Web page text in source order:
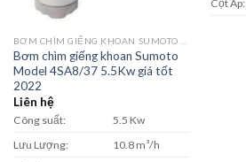
BƠM CHÌM GIẾNG KHOAN SUMOTO MODEL SA 4 INCH
Bơm chìm giếng khoan Sumoto
Model 4SA8/37 5.5Kw giá tốt
2022
Liên hệ
Công suất:
5.5 Kw
Lưu Lượng:
10.8 m³/h
Cột Áp: